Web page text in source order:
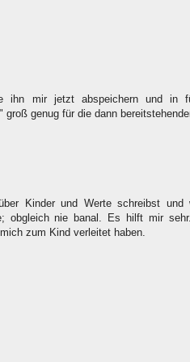
ihn mir jetzt abspeichern und in
genug für die dann
Kinder und Werte schreibst und
nie banal. Es hilft mir
zum Kind verleitet haben.